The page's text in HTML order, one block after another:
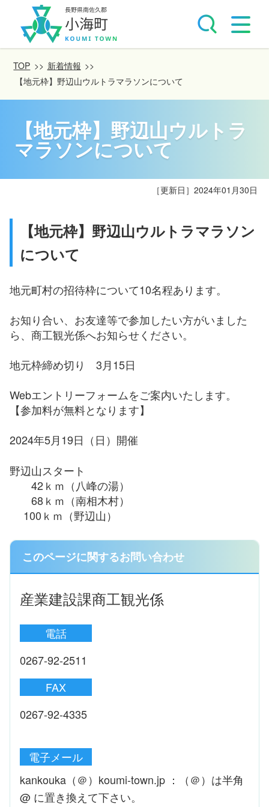
TOP >> 新着情報 >>
【地元枠】野辺山ウルトラマラソンについて
【地元枠】野辺山ウルトラ
マラソンについて
［更新日］ 2024年01月30日
【地元枠】野辺山ウルトラマラソン
について
地元町村の招待枠について10名程あります。
お知り合い、お友達等で参加したい方がいました
ら、商工観光係へお知らせください。
地元枠締め切り 3月15日
Webエントリーフォームをご案内いたします。
【参加料が無料となります】
2024年5月19日（日）開催
野辺山スタート
42ｋｍ（八峰の湯）
68ｋｍ（南相木村）
100ｋｍ（野辺山）
このページに関するお問い合わせ
産業建設課商工観光係
電話
0267-92-2511
FAX
0267-92-4335
電子メール
kankouka（＠）koumi-town.jp ：（＠）は半角
@ に置き換えて下さい。